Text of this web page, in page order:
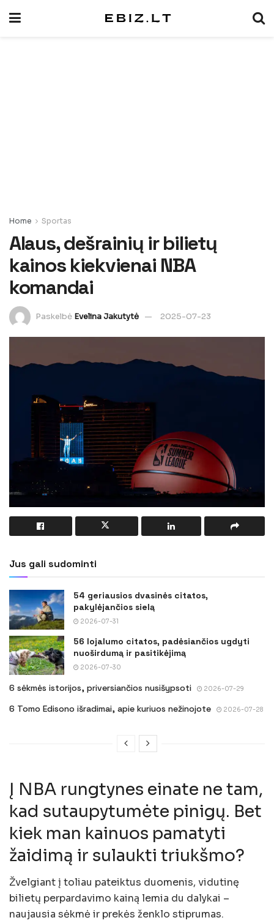
Home Sportas
Alaus, dešrainių ir bilietų
kainos kiekvienai NBA
komandai
Paskelbė Evelina Jakutytė 2025-07-23
Jus gali sudominti
54 geriausios dvasinės citatos,
pakylėjančios sielą
2026-07-31
56 lojalumo citatos, padėsiančios ugdyti
nuoširdumą ir pasitikėjimą
2026-07-30
6 sėkmės istorijos, priversiančios nusišypsoti 2026-07-29
6 Tomo Edisono išradimai, apie kuriuos nežinojote 2026-07-28
Į NBA rungtynes ​​einate ne tam,
kad sutaupytumėte pinigų. Bet
kiek man kainuos pamatyti
žaidimą ir sulaukti triukšmo?
Žvelgiant į toliau pateiktus duomenis, vidutinę
bilietų perpardavimo kainą lemia du dalykai –
naujausia sėkmė ir prekės ženklo stiprumas.